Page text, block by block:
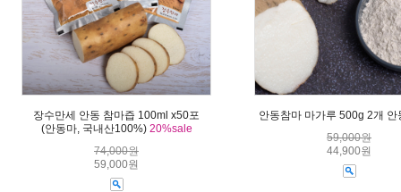
장수만세 안동 참마즙 100ml x50포
(안동마, 국내산100%) 20%sale
74,000원
59,000원
안동참마 마가루 500g 2개 안
59,000원
44,900원